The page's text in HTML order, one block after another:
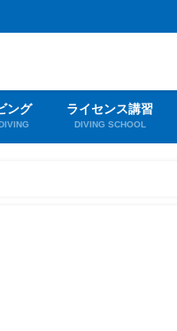
ング ライセンス講習
DIVING SCHOOL